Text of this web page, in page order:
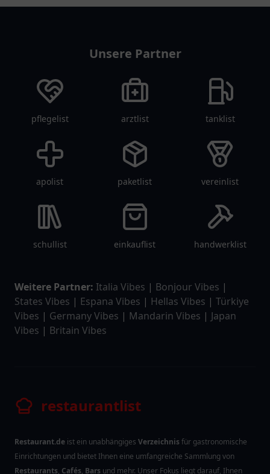
Angebote.
Unsere Partner
pflegelist arztlist tanklist
apolist paketlist vereinlist
schullist einkauflist handwerklist
Weitere Partner: Italia Vibes | Bonjour Vibes |
States Vibes | Espana Vibes | Hellas Vibes | Türkiye
Vibes | Germany Vibes | Mandarin Vibes | Japan
Vibes | Britain Vibes
restaurantlist
Restaurant.de ist ein unabhängiges Verzeichnisfür gastronomische
Einrichtungen und bietet Ihnen eine umfangreiche Sammlung von
Restaurants, Cafés, Bars und mehr. Unser Fokus liegt darauf, Ihnen